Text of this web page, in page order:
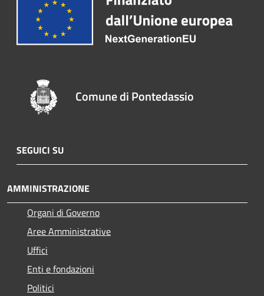
Comune di Pontedassio
SEGUICI SU
AMMINISTRAZIONE
Organi di Governo
Aree Amministrative
Uffici
Enti e fondazioni
Politici